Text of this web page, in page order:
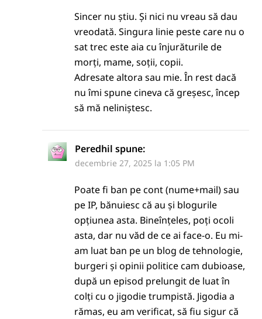
Sincer nu știu. Și nici nu vreau să dau
vreodată. Singura linie peste care nu o
sat trec este aia cu înjurăturile de
morți, mame, soții, copii.
Adresate altora sau mie. În rest dacă
nu îmi spune cineva că greșesc, încep
să mă neliniștesc.
Peredhil spune:
decembrie 27, 2025 la 1:05 PM
Poate fi ban pe cont (nume+mail) sau
pe IP, bănuiesc că au și blogurile
opțiunea asta. Bineînțeles, poți ocoli
asta, dar nu văd de ce ai face-o. Eu mi-
am luat ban pe un blog de tehnologie,
burgeri și opinii politice cam dubioase,
după un episod prelungit de luat în
colți cu o jigodie trumpistă. Jigodia a
rămas, eu am verificat, să fiu sigur că